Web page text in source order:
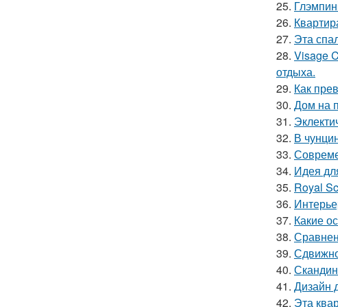
25.
26.
27. Эта
28. Visage
отдыха.
29. Как
30. Дом на
31.
32. В
33.
34. Идея
35. Royal
36.
37. Какие
38.
39.
40.
41. Дизайн
42. Эта